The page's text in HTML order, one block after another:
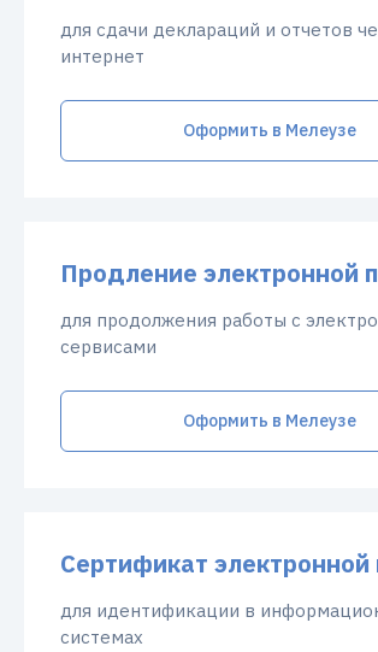
для сдачи деклараций и отчетов
интернет
Оформить в Мелеузе
Продление электронной
для продолжения работы с
сервисами
Оформить в Мелеузе
Сертификат электронной
для идентификации в
системах